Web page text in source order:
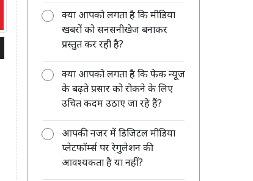
मीडिया की जवाबदेही सिर्फ जनता के प्रति
है, किसी सत्ता या विपक्ष के प्रति नहीं: रंजीत
मीडिया की साख बचानी है तो पहले खुद
अपने पेशे का सम्मान करें: आलोक मेहता
क्या आपको लगता है कि मीडिया
खबरों को सनसनीखेज बनाकर
प्रस्तुत कर रही है?
क्या आपको लगता है कि फेक न्यूज
के बढ़ते प्रसार को रोकने के लिए
उचित कदम उठाए जा रहे हैं?
आपकी नजर में डिजिटल मीडिया
प्लेटफॉर्म्स पर रेगुलेशन की
आवश्यकता है या नहीं?